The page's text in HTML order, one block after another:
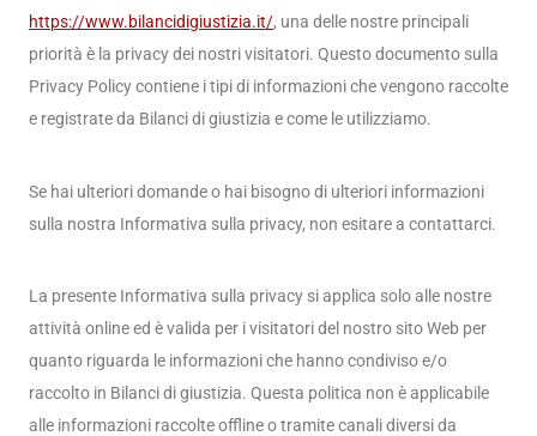
https://www.bilancidigiustizia.it/, una delle nostre principali
priorità è la privacy dei nostri visitatori. Questo documento sulla
Privacy Policy contiene i tipi di informazioni che vengono raccolte
e registrate da Bilanci di giustizia e come le utilizziamo.
Se hai ulteriori domande o hai bisogno di ulteriori informazioni
sulla nostra Informativa sulla privacy, non esitare a contattarci.
La presente Informativa sulla privacy si applica solo alle nostre
attività online ed è valida per i visitatori del nostro sito Web per
quanto riguarda le informazioni che hanno condiviso e/o
raccolto in Bilanci di giustizia. Questa politica non è applicabile
alle informazioni raccolte offline o tramite canali diversi da